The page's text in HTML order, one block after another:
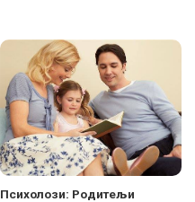
Психолози: Родитељи